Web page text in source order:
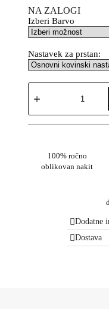
NA ZALOGI
Izberi Barvo
Nastavek za prstan:
100% ročno
oblikovan nakit
Dodatne
Dostava